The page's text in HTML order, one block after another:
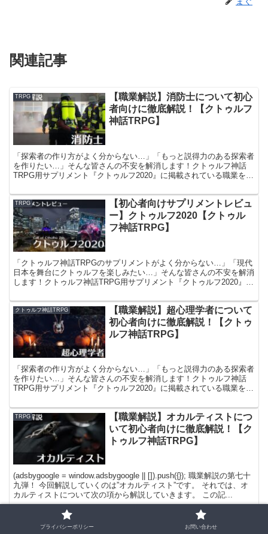
関連記事
TRPG
【職業解説】消防士について初心
者向けに徹底解説！【クトゥルフ
神話TRPG】
「探索者の作り方がよく分からない…」「もっと説得力のある探索者
を作りたい…」そんな皆さんの不安を解消します！クトゥルフ神話
TRPG用サプリメント『クトゥルフ2020』に掲載されている職業を徹
説得力のあるロールプレイができるよう情報をまとめています！
TRPG
【初心者向けサプリメントレビュ
ー】クトゥルフ2020【クトゥル
フ神話TRPG】
「クトゥルフ神話TRPGのサプリメントがよく分からない…」「現代
日本を舞台にクトゥルフを楽しみたい…」そんな皆さんの不安を解消
します！クトゥルフ神話TRPG用サプリメント『クトゥルフ2020』の
クもご用意しておりますので是非ご参考にしてください！
クトゥルフ神話TRPG
【職業解説】超心理学者について
初心者向けに徹底解説！【クトゥ
ルフ神話TRPG】
「探索者の作り方がよく分からない…」「もっと説得力のある探索者
を作りたい…」そんな皆さんの不安を解消します！クトゥルフ神話
TRPG用サプリメント『クトゥルフ2020』に掲載されている職業を徹
説得力のあるロールプレイができるよう情報をまとめています！
TRPG
【職業解説】オカルティストにつ
いて初心者向けに徹底解説！【ク
トゥルフ神話TRPG】
(adsbygoogle = window.adsbygoogle || []).push({}); 職業解説の第七十
九弾！ 今回解説していくのは”オカルティスト”です。 それでは、オ
カルティストについて次の項から解説していきます。 この記...
【職業解説】救急救命士について
プライバシーポリシー お問い合わせ